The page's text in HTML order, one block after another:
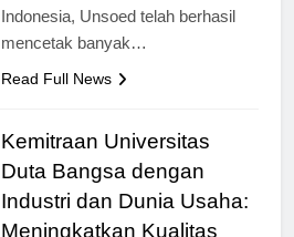
perguruan tinggi ternama di
Indonesia, Unsoed telah berhasil
Kemitraan Universitas
Duta Bangsa dengan
Industri dan Dunia Usaha: